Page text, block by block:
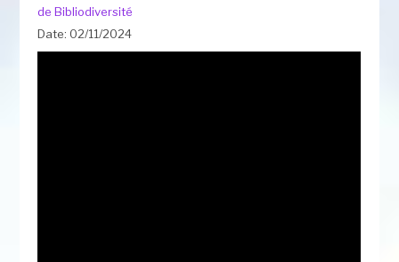
de Bibliodiversité
Date: 02/11/2024